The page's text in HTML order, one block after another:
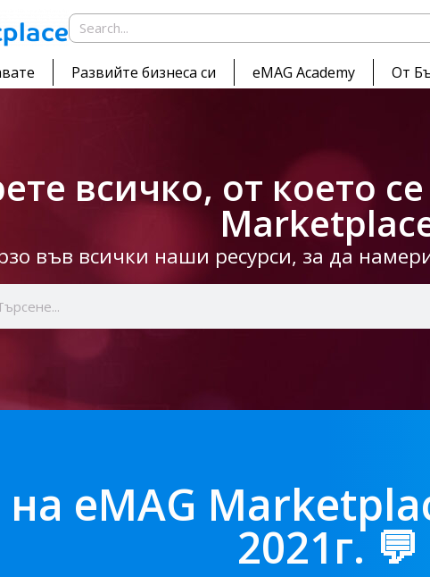
Развийте бизнеса си eMAG Academy От
всичко, от което
във всички наши ресурси, за да
eMAG
2021г. 💬